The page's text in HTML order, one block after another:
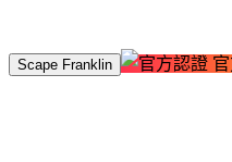
Scape Franklin